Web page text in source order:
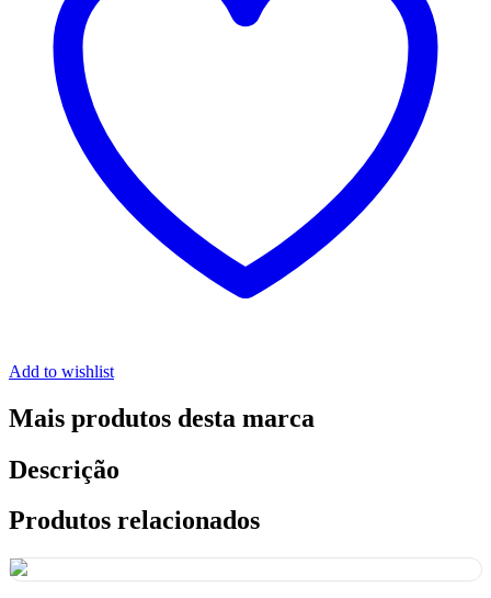
Add to wishlist
Mais produtos desta marca
Descrição
Produtos relacionados